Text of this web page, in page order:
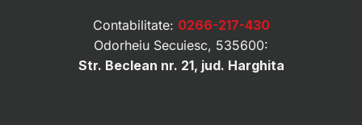
Contabilitate: 0266-217-430
Odorheiu Secuiesc, 535600:
Str. Beclean nr. 21, jud. Harghita